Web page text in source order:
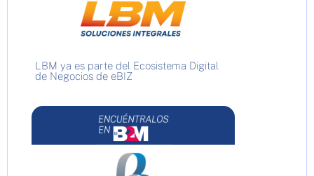
LBM ya es parte del Ecosistema Digital
de Negocios de eBIZ